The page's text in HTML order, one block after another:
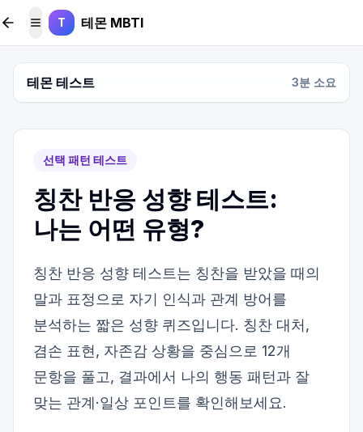
본문 바로가기
메뉴 토글
T 테몬 MBTI
테몬 테스트 3분 소요
선택 패턴 테스트
칭찬 반응 성향 테스트:
나는 어떤 유형?
칭찬 반응 성향 테스트는 칭찬을 받았을 때의
말과 표정으로 자기 인식과 관계 방어를
분석하는 짧은 성향 퀴즈입니다. 칭찬 대처,
겸손 표현, 자존감 상황을 중심으로 12개
문항을 풀고, 결과에서 나의 행동 패턴과 잘
맞는 관계·일상 포인트를 확인해보세요.